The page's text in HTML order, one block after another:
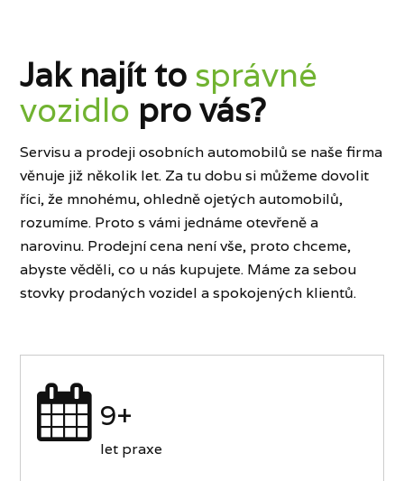
Jak najít to správné
vozidlo pro vás?
Servisu a prodeji osobních automobilů se naše firma
věnuje již několik let. Za tu dobu si můžeme dovolit
říci, že mnohému, ohledně ojetých automobilů,
rozumíme. Proto s vámi jednáme otevřeně a
narovinu. Prodejní cena není vše, proto chceme,
abyste věděli, co u nás kupujete. Máme za sebou
stovky prodaných vozidel a spokojených klientů.
9+
let praxe